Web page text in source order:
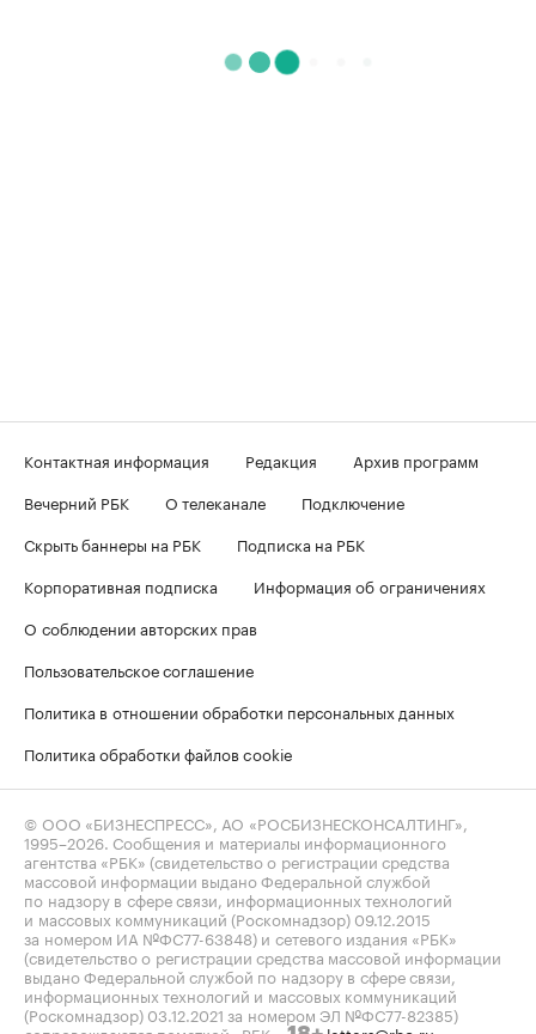
Контактная информация Редакция
Архив программ
Вечерний РБК
О телеканале
Подключение
Скрыть баннеры на РБК
Подписка на РБК
Корпоративная подписка
Информация об ограничениях
О соблюдении авторских прав
Пользовательское соглашение
Политика в отношении обработки персональных данных
Политика обработки файлов cookie
© ООО «БИЗНЕСПРЕСС», АО «РОСБИЗНЕСКОНСАЛТИНГ»,
1995–2026 . Сообщения и материалы информационного
агентства «РБК» (свидетельство о регистрации средства
массовой информации выдано Федеральной службой
по надзору в сфере связи, информационных технологий
и массовых коммуникаций (Роскомнадзор) 09.12.2015
за номером ИА №ФС77-63848) и сетевого издания «РБК»
(свидетельство о регистрации средства массовой информации
выдано Федеральной службой по надзору в сфере связи,
информационных технологий и массовых коммуникаций
(Роскомнадзор) 03.12.2021 за номером ЭЛ №ФС77-82385)